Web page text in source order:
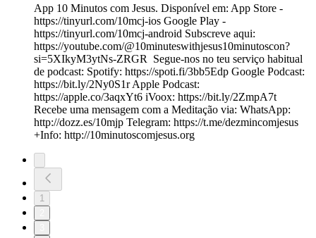
App 10 Minutos com Jesus. Disponível em: App Store -
https://tinyurl.com/10mcj-ios Google Play -
https://tinyurl.com/10mcj-android Subscreve aqui:
https://youtube.com/@10minuteswithjesus10minutoscon?
si=5XIkyM3ytNs-ZRGR ️ Segue-nos no teu serviço habitual
de podcast: Spotify: https://spoti.fi/3bb5Edp Google Podcast:
https://bit.ly/2Ny0S1r Apple Podcast:
https://apple.co/3aqxYt6 iVoox: https://bit.ly/2ZmpA7t
Recebe uma mensagem com a Meditação via: WhatsApp:
http://dozz.es/10mjp Telegram: https://t.me/dezmincomjesus
+Info: http://10minutoscomjesus.org
1